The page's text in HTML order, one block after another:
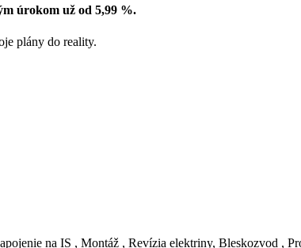
úrokom už od 5,99 %.
plány do reality.
na IS , Montáž , Revízia elektriny, Bleskozvod ,